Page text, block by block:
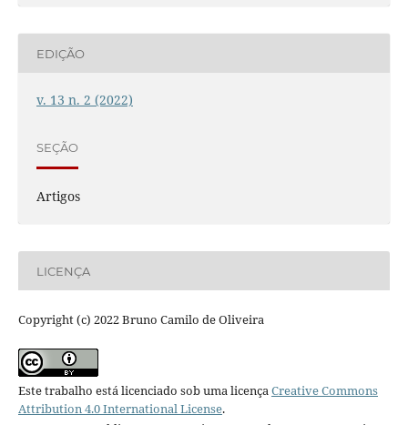
EDIÇÃO
v. 13 n. 2 (2022)
SEÇÃO
Artigos
LICENÇA
Copyright (c) 2022 Bruno Camilo de Oliveira
Este trabalho está licenciado sob uma licençaCreative Commons
Attribution 4.0 International License.